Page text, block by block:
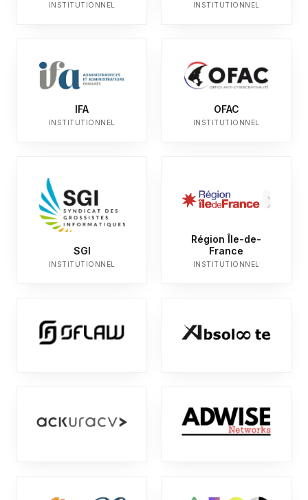
INSTITUTIONNEL INSTITUTIONNEL
IFA
INSTITUTIONNEL
OFAC
INSTITUTIONNEL
SGI
INSTITUTIONNEL
Région Île-de-
France
INSTITUTIONNEL